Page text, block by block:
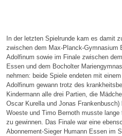
In der letzten Spielrunde kam es damit
zwischen dem Max-Planck-Gymnasium
Adolfinum sowie im Finale zwischen
Essen und dem Bocholter
nehmen: beide Spiele endeten mit
Adolfinum gewann trotz des
Kindermann alle drei Partien, die
Oscar Kurella und Jonas
Woeste und Timo Bernoth musste
zu gewinnen. Das Finale war eine
Abonnement-Sieger Humann Essen im